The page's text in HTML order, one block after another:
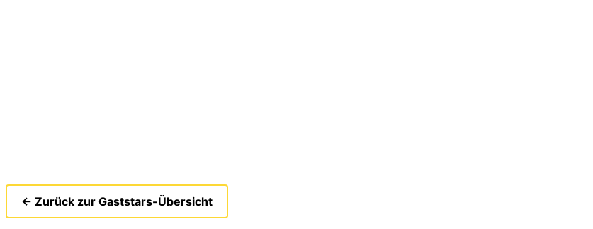
← Zurück zur Gaststars-Übersicht